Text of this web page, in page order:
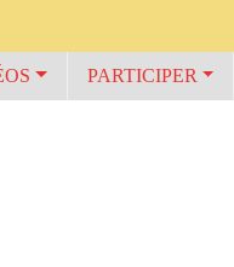
PARTICIPER